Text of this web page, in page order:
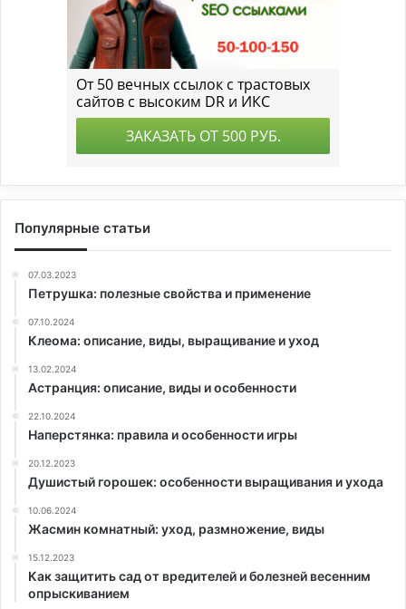
Популярные статьи
07.03.2023
Петрушка: полезные свойства и применение
07.10.2024
Клеома: описание, виды, выращивание и уход
13.02.2024
Астранция: описание, виды и особенности
22.10.2024
Наперстянка: правила и особенности игры
20.12.2023
Душистый горошек: особенности выращивания и ухода
10.06.2024
Жасмин комнатный: уход, размножение, виды
15.12.2023
Как защитить сад от вредителей и болезней весенним
опрыскиванием